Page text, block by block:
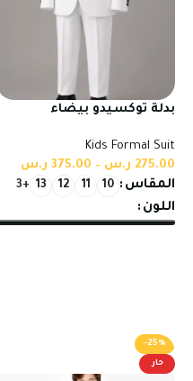
بدلة توكسيدو بيضاء
الجودة
Kids Formal Suit
275.00 ر.س –
375.00 ر.س
المقاس 10
11
12
13
+3
اللون
-25%
حار